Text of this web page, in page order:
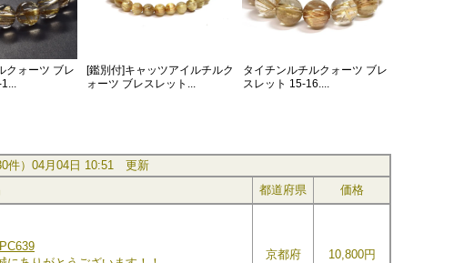
クォーツ ブレ
[鑑別付]キャッツアイルチルク
ォーツ ブレスレット...
タイチンルチルクォーツ ブレ
スレット 15-16....